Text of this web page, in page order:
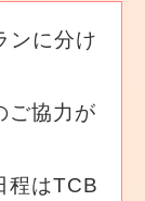
ンに分け
ご協力が
程はTCB